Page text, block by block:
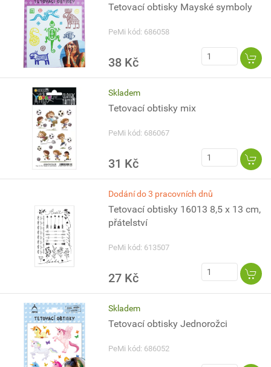
Tetovací obtisky Mayské symboly
PeMi kód: 686058
38 Kč
Skladem
Tetovací obtisky mix
PeMi kód: 686067
31 Kč
Dodání do 3 pracovních dnů
Tetovací obtisky 16013 8,5 x 13 cm,
přátelství
PeMi kód: 613507
27 Kč
Skladem
Tetovací obtisky Jednorožci
PeMi kód: 686052